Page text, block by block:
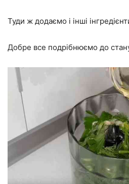
Туди ж додаємо і інші
Добре все подрібнюємо до